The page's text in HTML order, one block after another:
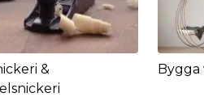
&
Bygga